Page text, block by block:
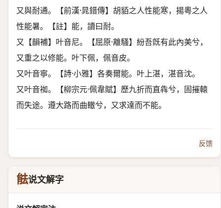
又與耐通。【前漢·晁錯傳】胡貊之人性能寒，揚粵之人
性能暑。【註】能，讀曰耐。
又【韻補】叶音尼。【屈原·離騷】紛吾旣有此內美兮，
又重之以修能。叶下佩，佩音皮。
又叶音寧。【詩·小雅】各奏爾能。叶上湛，湛音沈。
又叶音袽。【柳宗元·佩韋賦】歷九折而直犇兮，固摧轅
而失途。遵大路而曲轍兮，又求達而不能。
反馈
䏻说文解字